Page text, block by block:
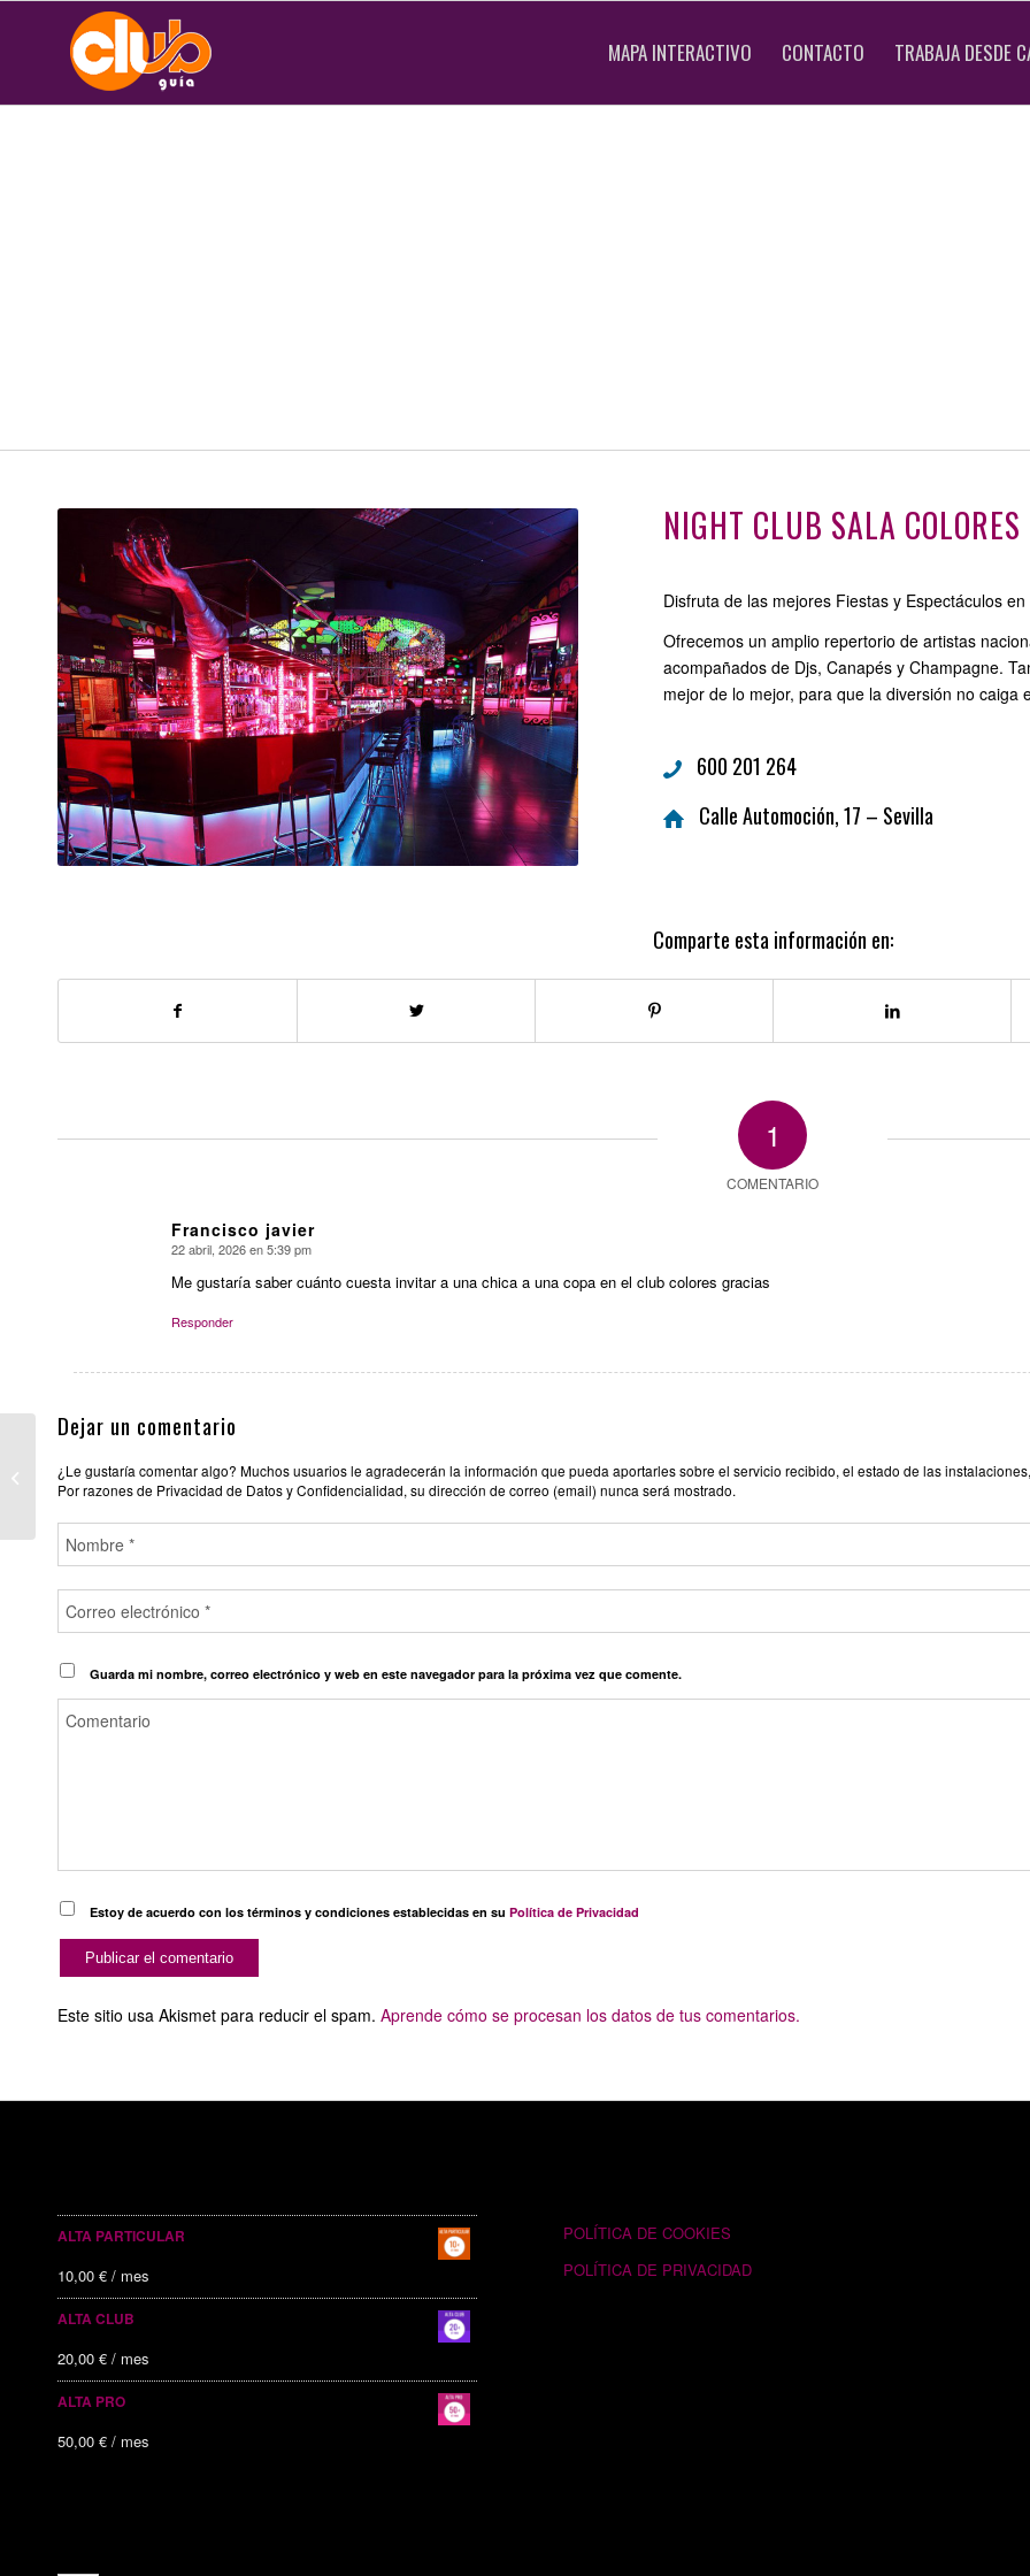
MAPA INTERACTIVO CONTACTO TRABAJA DESDE
NIGHT CLUB SALA COLORES
Disfruta de las mejores Fiestas y Espectáculos
Ofrecemos un amplio repertorio de artistas
acompañados de Djs, Canapés y Champagne.
mejor de lo mejor, para que la diversión no caiga
600 201 264
Calle Automoción, 17 – Sevilla
Comparte esta información en:
1
COMENTARIO
Francisco javier
Dice:
22 abril, 2026 en 5:39 pm
Me gustaría saber cuánto cuesta invitar a una chica a una copa en el club colores gracias
Responder
Dejar un comentario
¿Le gustaría comentar algo? Muchos usuarios le agradecerán la información que pueda aportarles sobre el servicio recibido, el estado de las
Por razones de Privacidad de Datos y Confidencialidad, su dirección de correo (email) nunca será mostrado.
Guarda mi nombre, correo electrónico y web en este navegador para la próxima vez que comente.
Estoy de acuerdo con los términos y condiciones establecidas en su Política de Privacidad
Este sitio usa Akismet para reducir el spam. Aprende cómo se procesan los datos de tus comentarios.
ALTA PARTICULAR
10,00 € / mes
ALTA CLUB
20,00 € / mes
ALTA PRO
50,00 € / mes
POLÍTICA DE COOKIES
POLÍTICA DE PRIVACIDAD
CLUB CASTELLANA
118